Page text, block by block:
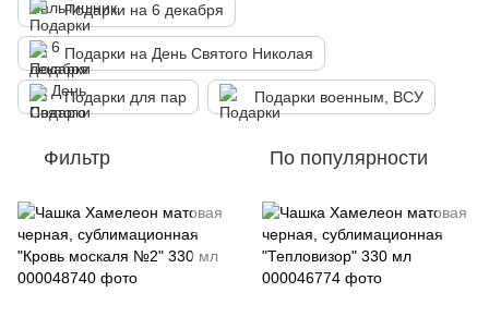
Подарки на 6 декабря
Подарки на День Святого Николая
Подарки для пар Подарки военным, ВСУ
Фильтр По популярности